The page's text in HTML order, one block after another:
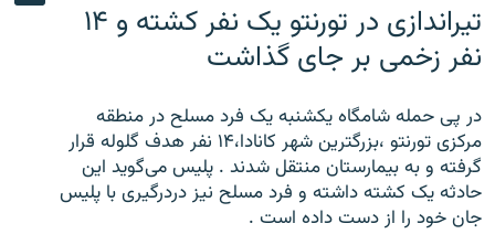
تیراندازی در تورنتو یک نفر کشته و ۱۴
نفر زخمی بر جای گذاشت
در پی حمله شامگاه یکشنبه یک فرد مسلح در منطقه
مرکزی تورنتو ،‌بزرگترین شهر کانادا،۱۴ نفر هدف گلوله قرار
گرفته و به بیمارستان منتقل شدند . پلیس می‌گوید این
حادثه یک کشته داشته و فرد مسلح نیز دردرگیری با پلیس
جان خود را از دست داده است .